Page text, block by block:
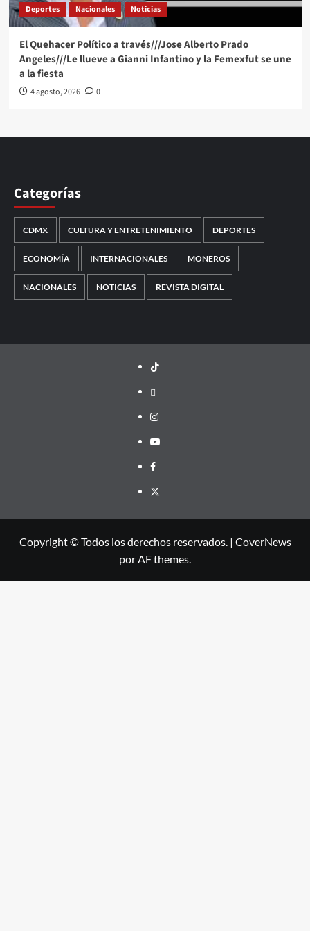
Deportes Nacionales Noticias
El Quehacer Político a través///Jose Alberto Prado
Angeles///Le llueve a Gianni Infantino y la Femexfut se une
a la fiesta
4 agosto, 2026 0
Categorías
CDMX CULTURA Y ENTRETENIMIENTO DEPORTES
ECONOMÍA INTERNACIONALES MONEROS
NACIONALES NOTICIAS REVISTA DIGITAL
TikTok
threads
Instagram
Youtube
Facebook
X
Copyright © Todos los derechos reservados. | CoverNews
por AF themes.